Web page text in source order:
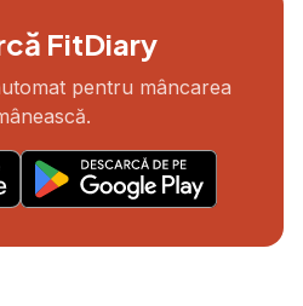
FitDiary
pentru mâncarea